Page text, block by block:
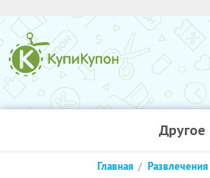
Другое
Главная Развлечения